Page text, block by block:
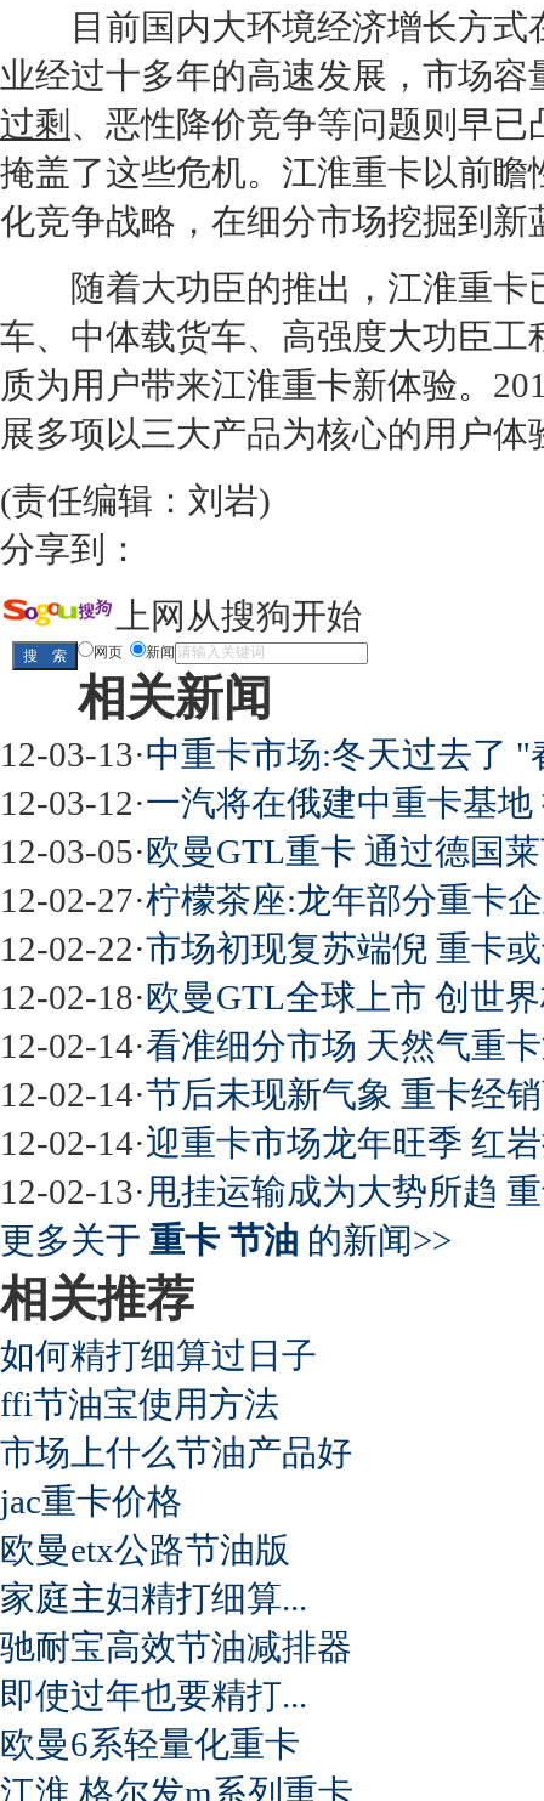
目前国内大环境经济增长方式
业经过十多年的高速发展，市场
过剩 、恶性降价竞争等问题则早
掩盖了这些危机。 江淮重卡以前瞻
化竞争战略，在细分市场挖掘到新
随着大功臣的推出， 江淮重卡
车、中体载货车、高强度大功臣
质为用户带来江淮重卡新体验。
展多项以三大产品为核心的用户
(责任编辑：刘岩)
分享到：
上网从搜狗开始
网页 新闻
相关新闻
12-03-13·中重卡市场:冬天过去了
12-03-12·一汽将在俄建中重卡基
12-03-05·欧曼GTL重卡 通过德国
12-02-27·柠檬茶座:龙年部分重卡
12-02-22·市场初现复苏端倪 重卡
12-02-18·欧曼GTL全球上市 创世
12-02-14·看准细分市场 天然气重
12-02-14·节后未现新气象 重卡经
12-02-14·迎重卡市场龙年旺季 红
12-02-13·甩挂运输成为大势所趋
更多关于 重卡 节油 的新闻>>
相关推荐
如何精打细算过日子
ffi节油宝使用方法
市场上什么节油产品好
jac重卡价格
欧曼etx公路节油版
家庭主妇精打细算...
驰耐宝高效节油减排器
即使过年也要精打...
欧曼6系轻量化重卡
江淮 格尔发m系列重卡